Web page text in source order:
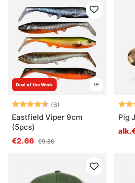
Deal of the Week
Arvio: (6)
4.7 5:sta tähdestä
Eastfield Viper 9cm
(5pcs)
€2.66 €9.30
Pig